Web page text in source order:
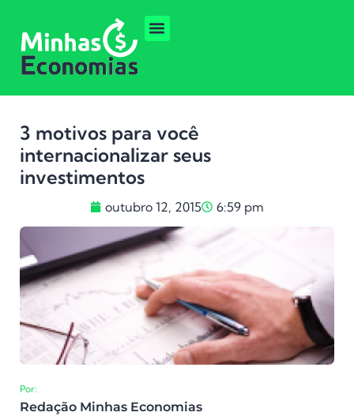
3 motivos para você
internacionalizar seus
investimentos
outubro 12, 2015 6:59 pm
Por:
Redação Minhas Economias